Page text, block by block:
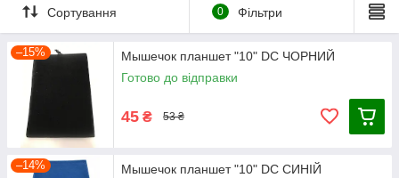
Сортування 0 Фільтри
–15%
Мышечок планшет "10" DC ЧОРНИЙ
Готово до відправки
45 ₴ 53 ₴
–14%
Мышечок планшет "10" DC СИНІЙ